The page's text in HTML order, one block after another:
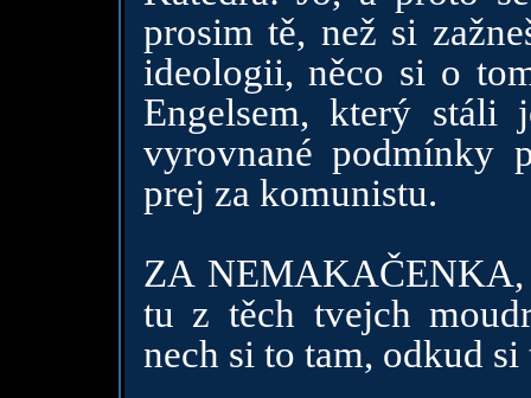
prosim tě, než si
ideologii, něco si o
Engelsem, který
vyrovnané podmínky
prej za komunistu.
ZA
tu z těch tvejch
nech si to tam, odkud